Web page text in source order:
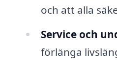
och att alla
Service och
förlänga